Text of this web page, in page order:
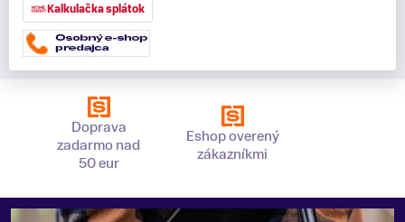
Kalkulačka splátok
Doprava
zadarmo nad
50 eur
Eshop overený
zákazníkmi